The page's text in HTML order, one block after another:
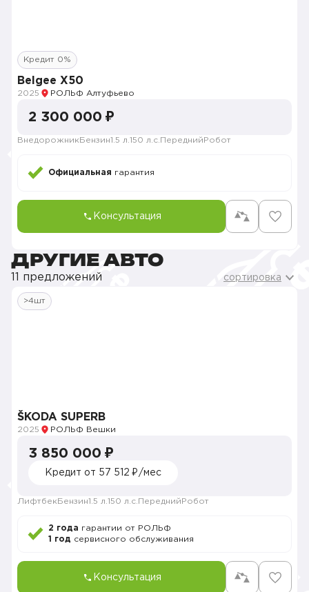
Кредит 0%
Belgee X50
2025 РОЛЬФ Алтуфьево
2 300 000 ₽
Внедорожник Бензин1.5 л. 150 л.с. Передний Робот
Официальная гарантия
Консультация
ДРУГИЕ АВТО
11 предложений сортировка
>4шт
ŠKODA SUPERB
2025 РОЛЬФ Вешки
3 850 000 ₽
Кредит от 57 512 ₽/мес
Лифтбек Бензин1.5 л. 150 л.с. Передний Робот
2 года гарантии от РОЛЬФ
1 год сервисного обслуживания
Консультация